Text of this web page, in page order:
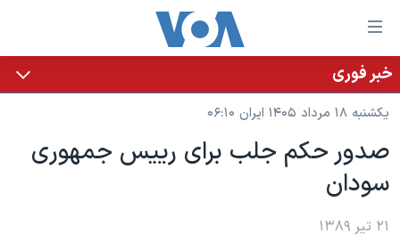
لینکهای
قابل
دسترسی
جهش
محتوای
اصلی
جهش
خانه
نسخه سبک وب‌سایت
موضوع ها
ایران
آمریکا
برنامه های تلویزیونی
جدول برنامه ها
خبر فوری
یکشنبه ۱۸ مرداد ۱۴۰۵ ایران ۰۶:۱۰
صدور حکم جلب برای رییس جمهوری
سودان
۲۱ تیر ۱۳۸۹